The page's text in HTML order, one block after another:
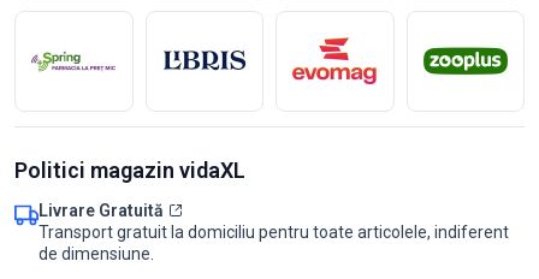
Politici magazin vidaXL
Livrare Gratuită
Transport gratuit la domiciliu pentru toate articolele, indiferent
de dimensiune.